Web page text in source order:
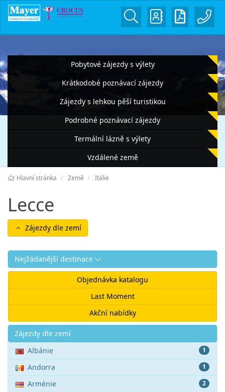
Pobytové zájezdy s výlety
Krátkodobé poznávací zájezdy
Zájezdy s lehkou pěší turistikou
Podrobné poznávací zájezdy
Termální lázně s výlety
Vzdálené země
Hlavní stránka Země Itálie
Lecce
Zájezdy dle zemí
Nejžádanější destinace
Objednávka katalogu
Last Moment
Akční nabídky
Akce
Zájezdy dle zemí
1
Albánie
1
Andorra
2
Arménie